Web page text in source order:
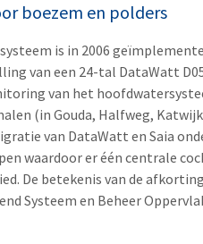
boezem en polders
systeem is in 2006
van een 24-tal DataWatt
van het
(in Gouda, Halfweg,
van DataWatt en Saia
waardoor er één centrale
De betekenis van de
Systeem en Beheer